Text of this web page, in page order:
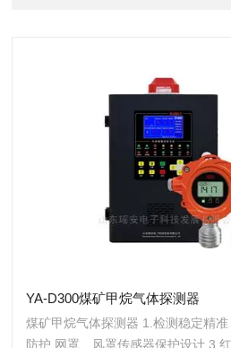
YA-D300煤矿甲烷气体探测器
煤矿甲烷气体探测器 1.检测稳定精
防护,网罩、风罩传感器保护设计 3.